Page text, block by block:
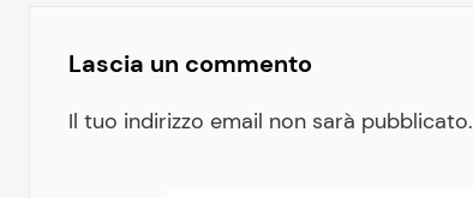
Lascia un commento
Il tuo indirizzo email non sarà pubblicato.